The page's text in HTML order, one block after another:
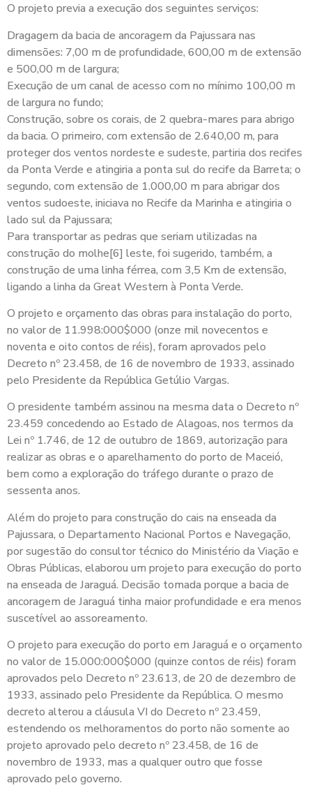
O projeto previa a execução dos seguintes serviços:
Dragagem da bacia de ancoragem da Pajussara nas
dimensões: 7,00 m de profundidade, 600,00 m de extensão
e 500,00 m de largura;
Execução de um canal de acesso com no mínimo 100,00 m
de largura no fundo;
Construção, sobre os corais, de 2 quebra-mares para abrigo
da bacia. O primeiro, com extensão de 2.640,00 m, para
proteger dos ventos nordeste e sudeste, partiria dos recifes
da Ponta Verde e atingiria a ponta sul do recife da Barreta; o
segundo, com extensão de 1.000,00 m para abrigar dos
ventos sudoeste, iniciava no Recife da Marinha e atingiria o
lado sul da Pajussara;
Para transportar as pedras que seriam utilizadas na
construção do molhe[6] leste, foi sugerido, também, a
construção de uma linha férrea, com 3,5 Km de extensão,
ligando a linha da Great Western à Ponta Verde.
O projeto e orçamento das obras para instalação do porto,
no valor de 11.998:000$000 (onze mil novecentos e
noventa e oito contos de réis), foram aprovados pelo
Decreto nº 23.458, de 16 de novembro de 1933, assinado
pelo Presidente da República Getúlio Vargas.
O presidente também assinou na mesma data o Decreto nº
23.459 concedendo ao Estado de Alagoas, nos termos da
Lei nº 1.746, de 12 de outubro de 1869, autorização para
realizar as obras e o aparelhamento do porto de Maceió,
bem como a exploração do tráfego durante o prazo de
sessenta anos.
Além do projeto para construção do cais na enseada da
Pajussara, o Departamento Nacional Portos e Navegação,
por sugestão do consultor técnico do Ministério da Viação e
Obras Públicas, elaborou um projeto para execução do porto
na enseada de Jaraguá. Decisão tomada porque a bacia de
ancoragem de Jaraguá tinha maior profundidade e era menos
suscetível ao assoreamento.
O projeto para execução do porto em Jaraguá e o orçamento
no valor de 15.000:000$000 (quinze contos de réis) foram
aprovados pelo Decreto nº 23.613, de 20 de dezembro de
1933, assinado pelo Presidente da República. O mesmo
decreto alterou a cláusula VI do Decreto nº 23.459,
estendendo os melhoramentos do porto não somente ao
projeto aprovado pelo decreto nº 23.458, de 16 de
novembro de 1933, mas a qualquer outro que fosse
aprovado pelo governo.